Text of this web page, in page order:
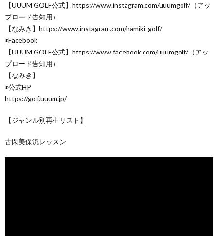
【UUUM GOLF公式】https://www.instagram.com/uuumgolf/（アッ
プロード告知用）
【なみき】https://www.instagram.com/namiki_golf/
◉Facebook
【UUUM GOLF公式】https://www.facebook.com/uuumgolf/（アッ
プロード告知用）
【なみき】
◉公式HP
https://golf.uuum.jp/
【ジャンル別再生リスト】
古閑美保流レッスン